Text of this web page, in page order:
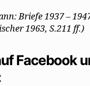
Briefe 1937 –
1963, S.211 ff.)
Facebook